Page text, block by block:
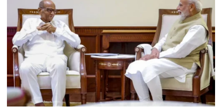
इंजन
में
शॉर्ट
सर्किट
से
उठा
धुआं;
डेढ़